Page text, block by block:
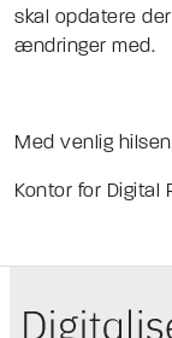
skal opdatere
ændringer med.
Med venlig hilsen
Kontor for Digital